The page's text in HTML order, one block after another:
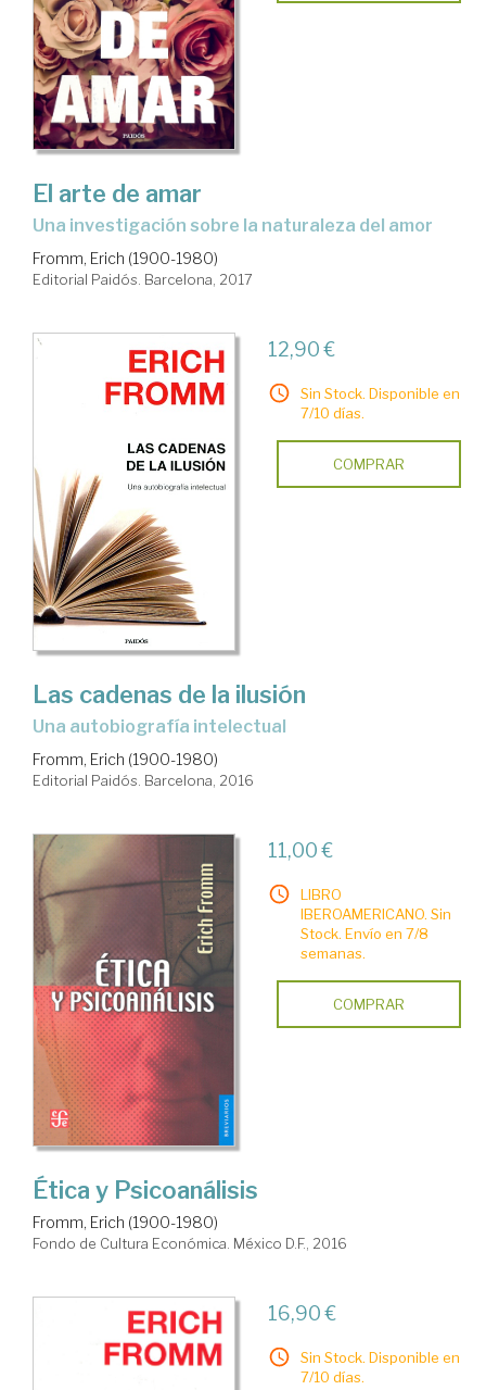
El arte de amar
una investigación sobre la naturaleza del amor
Fromm, Erich (1900-1980)
Editorial Paidós. Barcelona, 2017
12,90 €
Sin Stock. Disponible en
7/10 días.
COMPRAR
Las cadenas de la ilusión
una autobiografía intelectual
Fromm, Erich (1900-1980)
Editorial Paidós. Barcelona, 2016
11,00 €
LIBRO
IBEROAMERICANO. Sin
Stock. Envío en 7/8
semanas.
COMPRAR
Ética y Psicoanálisis
Fromm, Erich (1900-1980)
Fondo de Cultura Económica. México D.F., 2016
16,90 €
Sin Stock. Disponible en
7/10 días.